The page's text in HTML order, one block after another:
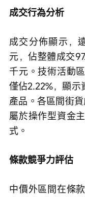
成交行為分析
成交分佈顯示，
元，佔整體成交
千元。技術活動
僅佔2.22%，顯示
產品。各區間街
屬於操作型資金
式。
條款競爭力評估
中價外區間在條